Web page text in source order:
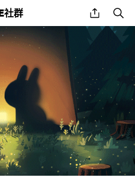
社群 share